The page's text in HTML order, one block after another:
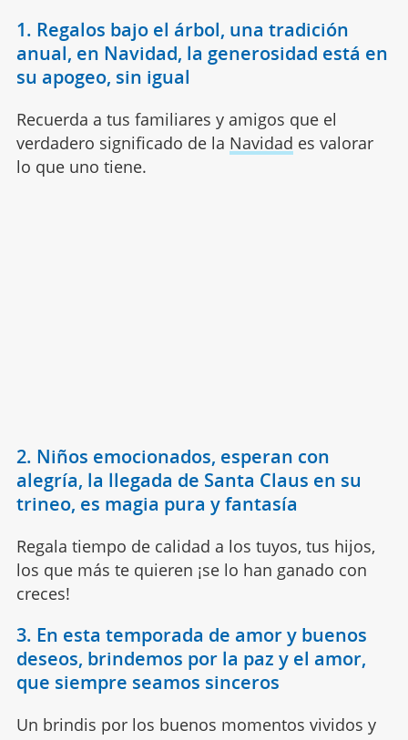
1. Regalos bajo el árbol, una tradición
anual, en Navidad, la generosidad está en
su apogeo, sin igual
Recuerda a tus familiares y amigos que el
verdadero significado de la Navidad es valorar
lo que uno tiene.
2. Niños emocionados, esperan con
alegría, la llegada de Santa Claus en su
trineo, es magia pura y fantasía
Regala tiempo de calidad a los tuyos, tus hijos,
los que más te quieren ¡se lo han ganado con
creces!
3. En esta temporada de amor y buenos
deseos, brindemos por la paz y el amor,
que siempre seamos sinceros
Un brindis por los buenos momentos vividos y